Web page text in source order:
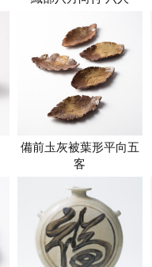
備前圡灰被葉形平向五
客